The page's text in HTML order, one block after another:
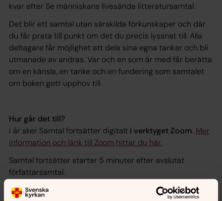
kvar efter Se människans livesända litteratursamtal.
Det blir ett samtal utan särskilda förkunskaper och där
du får prata till punkt om det du precis lyssnat till. Alla
deltagare får möjlighet att dela sina egna tankar och bli
utmanade av andras. Var och en som är med får berätta
om en känsla, en tanke och en fundering som samtalet
om boken gett upphov till.
Hur går det till?
I år sker Samtal fortsätter digitalt i verktyget Zoom. Mer
information och länk till Zoom hittar du här.
Samtal fortsätter startar 5 minuter efter avslutat
författarsamtal.
Samtalet pågår i 30 minuter och leds av en